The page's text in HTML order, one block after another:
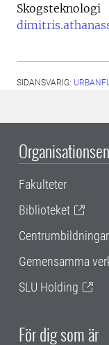
Skogsteknologi
SIDANSVARIG:
Fakulteter
Biblioteket
Gemensamma
SLU Holding
För dig som är